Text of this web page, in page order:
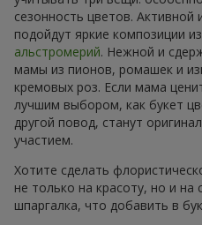
сезонность цветов. Активной
подойдут яркие композиции из
альстромерий. Нежной и
мамы из пионов, ромашек и
кремовых роз. Если мама
лучшим выбором, как букет
другой повод, станут
участием.
Хотите сделать
не только на красоту, но и
шпаргалка, что добавить в